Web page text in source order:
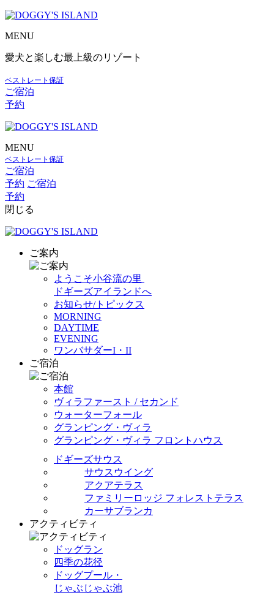
MENU
愛犬と楽しむ最上級のリゾート
ベストレート保証
ご宿泊
予約
MENU
ベストレート保証
ご宿泊
予約 ご宿泊
予約
閉じる
ご案内
ようこそ小谷流の里
ドギーズアイランドへ
お知らせ/トピックス
MORNING
DAYTIME
EVENING
ワンバサダーI・II
ご宿泊
本館
ヴィラファースト / セカンド
ウォーターフォール
グランピング・ヴィラ
グランピング・ヴィラ フロントハウス
ドギーズサウス
サウスウイング
アクアテラス
ファミリーロッジ フォレストテラス
カーサブランカ
アクティビティ
ドッグラン
四季の花径
ドッグプール・
じゃぶじゃぶ池